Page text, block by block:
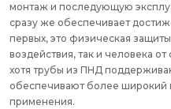
монтаж и последующую
сразу же обеспечивает
первых, это физическая
воздействия, так и человека
хотя трубы из ПНД
обеспечивают более широкий
применения.